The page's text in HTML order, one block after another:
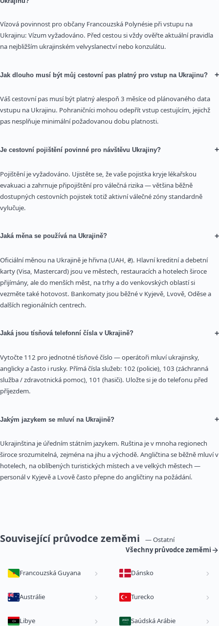
Vízová povinnost pro občany Francouzská Polynésie při vstupu na
Ukrajinu: Vízum vyžadováno. Před cestou si vždy ověřte aktuální pravidla
na nejbližším ukrajinském velvyslanectví nebo konzulátu.
Jak dlouho musí být můj cestovní pas platný pro vstup na Ukrajinu? +
Váš cestovní pas musí být platný alespoň 3 měsíce od plánovaného data
vstupu na Ukrajinu. Pohraničníci mohou odepřít vstup cestujícím, jejichž
pas nesplňuje minimální požadovanou dobu platnosti.
Je cestovní pojištění povinné pro návštěvu Ukrajiny? +
Pojištění je vyžadováno. Ujistěte se, že vaše pojistka kryje lékařskou
evakuaci a zahrnuje připojištění pro válečná rizika — většina běžně
dostupných cestovních pojistek totiž aktivní válečné zóny standardně
vylučuje.
Jaká měna se používá na Ukrajině? +
Oficiální měnou na Ukrajině je hřivna (UAH, ₴). Hlavní kreditní a debetní
karty (Visa, Mastercard) jsou ve městech, restauracích a hotelech široce
přijímány, ale do menších měst, na trhy a do venkovských oblastí si
vezměte také hotovost. Bankomaty jsou běžné v Kyjevě, Lvově, Oděse a
dalších regionálních centrech.
Jaká jsou tísňová telefonní čísla v Ukrajině? +
Vytočte 112 pro jednotné tísňové číslo — operátoři mluví ukrajinsky,
anglicky a často i rusky. Přímá čísla služeb: 102 (policie), 103 (záchranná
služba / zdravotnická pomoc), 101 (hasiči). Uložte si je do telefonu před
příjezdem.
Jakým jazykem se mluví na Ukrajině? +
Ukrajinština je úředním státním jazykem. Ruština je v mnoha regionech
široce srozumitelná, zejména na jihu a východě. Angličtina se běžně mluví v
hotelech, na oblíbených turistických místech a ve velkých městech —
personál v Kyjevě a Lvově často přepne do angličtiny na požádání.
Související průvodce zeměmi
— Ostatní
Všechny průvodce zeměmi
Francouzská Guyana Dánsko
Austrálie Turecko
Libye Saúdská Arábie